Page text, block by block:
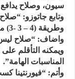
سيون، وصلاح
وتابع جاتوزو:
وطريقة (4 – 3 -3) مثالية بالنسبة له”.
واضاف: “صلاح ليس
ويمكنه التأقلم
المناسبات الهامة”.